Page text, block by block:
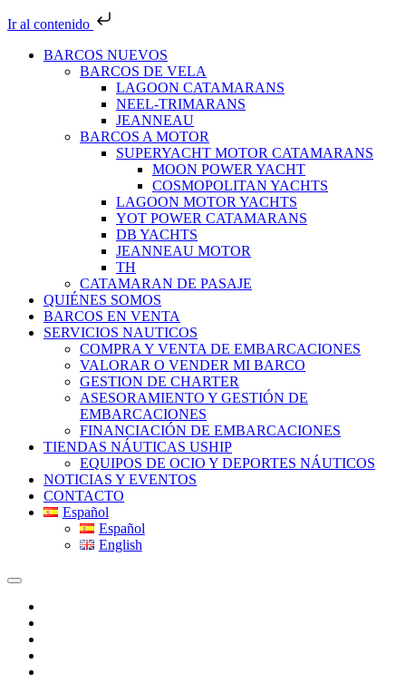
Ir al contenido
BARCOS NUEVOS
BARCOS DE VELA
LAGOON CATAMARANS
NEEL-TRIMARANS
JEANNEAU
BARCOS A MOTOR
SUPERYACHT MOTOR CATAMARANS
MOON POWER YACHT
COSMOPOLITAN YACHTS
LAGOON MOTOR YACHTS
YOT POWER CATAMARANS
DB YACHTS
JEANNEAU MOTOR
TH
CATAMARAN DE PASAJE
QUIÉNES SOMOS
BARCOS EN VENTA
SERVICIOS NAUTICOS
COMPRA Y VENTA DE EMBARCACIONES
VALORAR O VENDER MI BARCO
GESTION DE CHARTER
ASESORAMIENTO Y GESTIÓN DE
EMBARCACIONES
FINANCIACIÓN DE EMBARCACIONES
TIENDAS NÁUTICAS USHIP
EQUIPOS DE OCIO Y DEPORTES NÁUTICOS
NOTICIAS Y EVENTOS
CONTACTO
Español
Español
English